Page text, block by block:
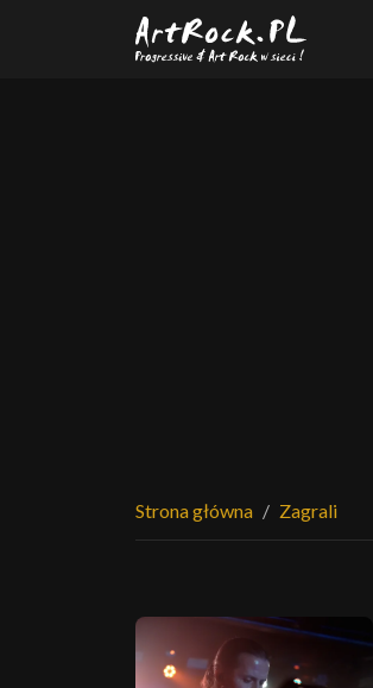
Przejdź do treści głównej
Strona główna Zagrali